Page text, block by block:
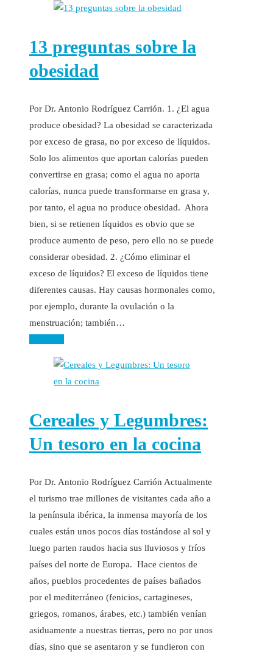
13 preguntas sobre la
obesidad
Por Dr. Antonio Rodríguez Carrión. 1. ¿El agua
produce obesidad? La obesidad se caracterizada
por exceso de grasa, no por exceso de líquidos.
Solo los alimentos que aportan calorías pueden
convertirse en grasa; como el agua no aporta
calorías, nunca puede transformarse en grasa y,
por tanto, el agua no produce obesidad. Ahora
bien, si se retienen líquidos es obvio que se
produce aumento de peso, pero ello no se puede
considerar obesidad. 2. ¿Cómo eliminar el
exceso de líquidos? El exceso de líquidos tiene
diferentes causas. Hay causas hormonales como,
por ejemplo, durante la ovulación o la
menstruación; también…
Cereales y Legumbres:
Un tesoro en la cocina
Por Dr. Antonio Rodríguez Carrión Actualmente
el turismo trae millones de visitantes cada año a
la península ibérica, la inmensa mayoría de los
cuales están unos pocos días tostándose al sol y
luego parten raudos hacia sus lluviosos y fríos
países del norte de Europa. Hace cientos de
años, pueblos procedentes de países bañados
por el mediterráneo (fenicios, cartagineses,
griegos, romanos, árabes, etc.) también venían
asiduamente a nuestras tierras, pero no por unos
días, sino que se asentaron y se fundieron con